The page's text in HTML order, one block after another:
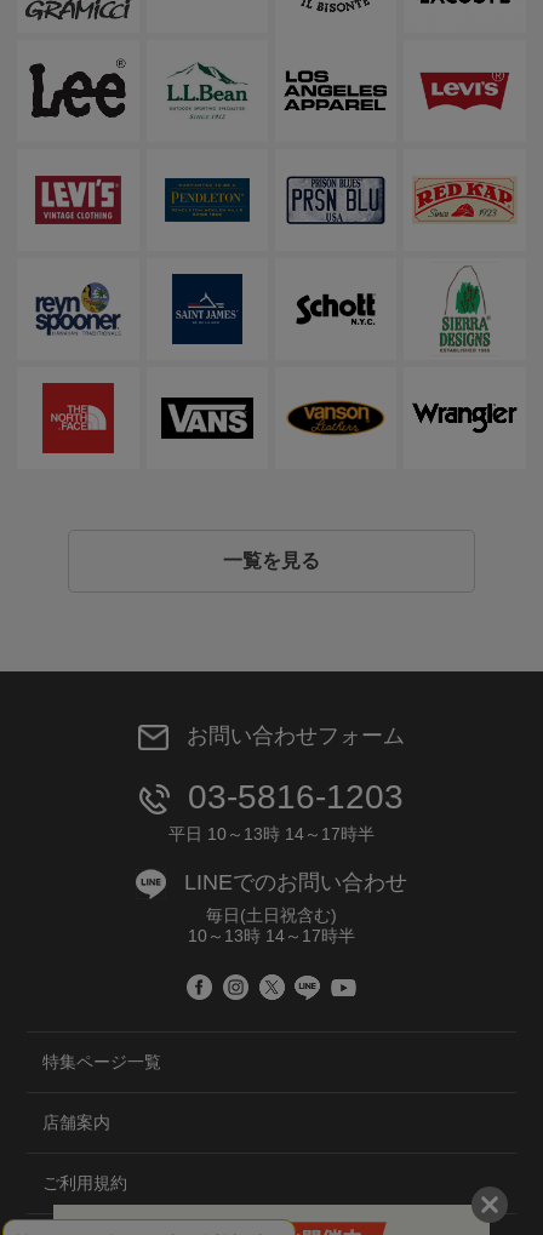
一覧を見る
お問い合わせフォーム
03-5816-1203
平日 10～13時 14～17時半
LINEでのお問い合わせ
毎日(土日祝含む)
10～13時 14～17時半
特集ページ一覧
店舗案内
ご利用規約